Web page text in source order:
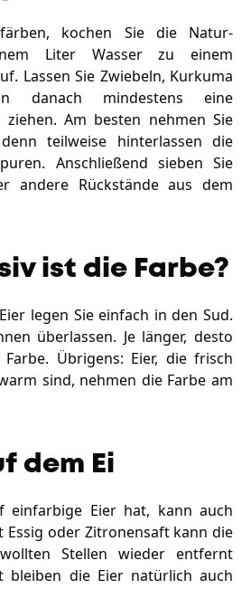
kochen Sie die Natur-
Liter Wasser zu einem
Lassen Sie Zwiebeln, Kurkuma
danach mindestens eine
Am besten nehmen Sie
teilweise hinterlassen die
Anschließend sieben Sie
andere Rückstände aus dem
ist die Farbe?
legen Sie einfach in den Sud.
überlassen. Je länger, desto
Übrigens: Eier, die frisch
sind, nehmen die Farbe am
dem Ei
einfarbige Eier hat, kann auch
Essig oder Zitronensaft kann die
Stellen wieder entfernt
bleiben die Eier natürlich auch